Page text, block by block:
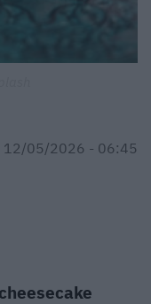
12/05/2026 - 06:45